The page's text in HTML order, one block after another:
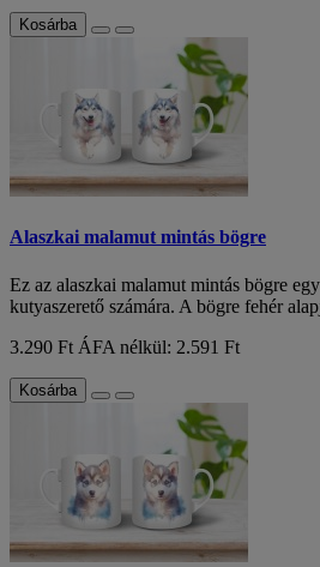
Kosárba
Alaszkai malamut mintás bögre
Ez az alaszkai malamut mintás bögre
kutyaszerető számára. A bögre fehér
3.290 Ft ÁFA nélkül: 2.591 Ft
Kosárba